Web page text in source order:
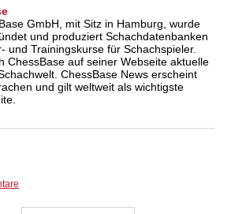
GmbH, mit Sitz in Hamburg, wurde
und produziert Schachdatenbanken
und Trainingskurse für Schachspieler.
ChessBase auf seiner Webseite aktuelle
ChessBase News erscheint
und gilt weltweit als wichtigste